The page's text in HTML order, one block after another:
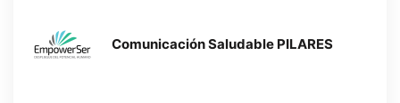
Comunicación Saludable PILARES